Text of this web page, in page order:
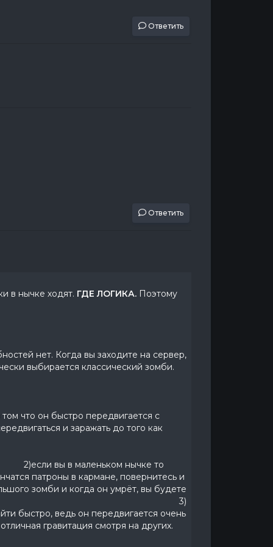
Ответить
Ответить
в нычке ходят. ГДЕ ЛОГИКА. Поэтому
нет. Когда вы заходите на сервер,
выбирается классический зомби.
что он быстро передвигается с
и заражать до того как
в маленьком нычке то
патроны в кармане, повернитесь и
зомби и когда он умрёт, вы будете
заражайте. 3)
быстро, ведь он передвигается очень
гравитация смотря на других.